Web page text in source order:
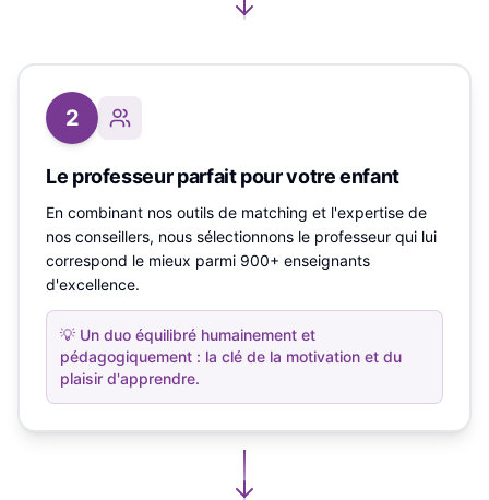
2
Le professeur parfait pour votre enfant
En combinant nos outils de matching et l'expertise de
nos conseillers, nous sélectionnons le professeur qui lui
correspond le mieux parmi 900+ enseignants
d'excellence.
💡 Un duo équilibré humainement et
pédagogiquement : la clé de la motivation et du
plaisir d'apprendre.